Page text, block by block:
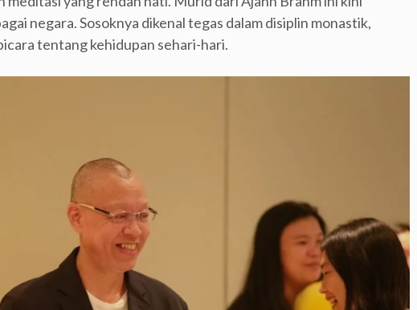
negara. Sosoknya dikenal tegas dalam disiplin monastik,
tentang kehidupan sehari-hari.